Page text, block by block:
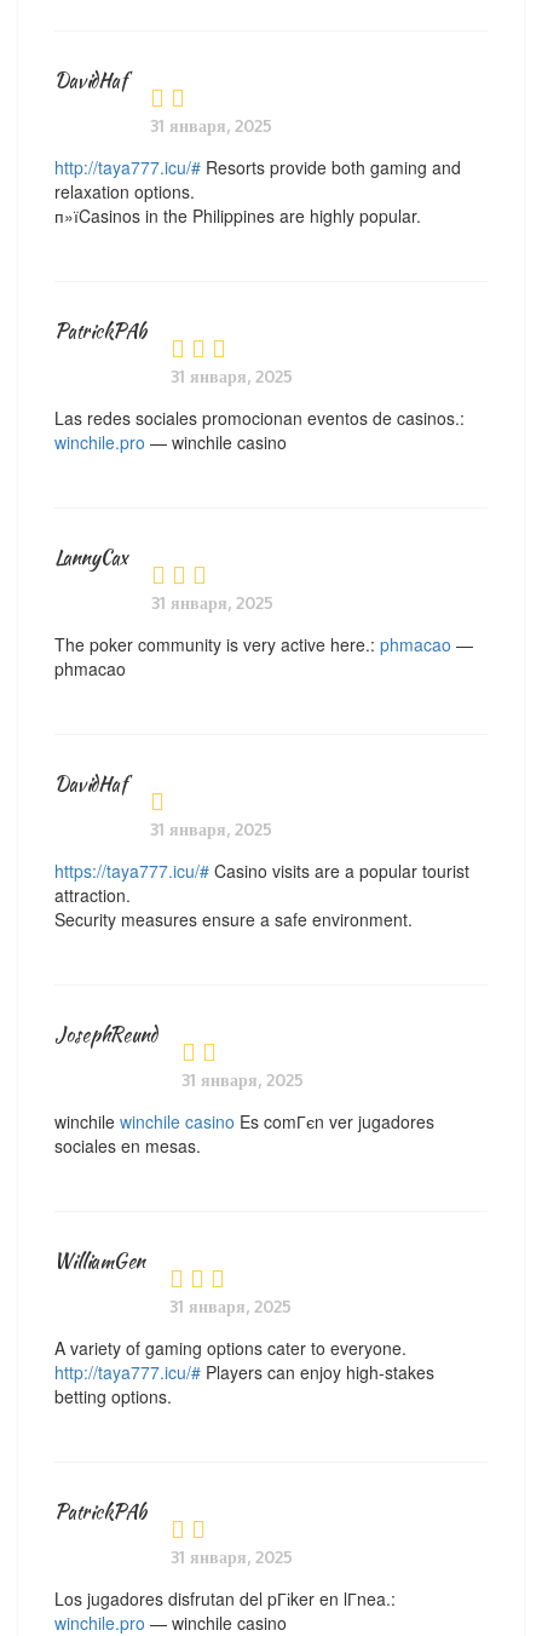
DavidHaf
31 января, 2025
http://taya777.icu/# Resorts provide both gaming and
relaxation options.
п»їCasinos in the Philippines are highly popular.
PatrickPAb
31 января, 2025
Las redes sociales promocionan eventos de casinos.:
winchile.pro — winchile casino
LannyCax
31 января, 2025
The poker community is very active here.: phmacao —
phmacao
DavidHaf
31 января, 2025
https://taya777.icu/# Casino visits are a popular tourist
attraction.
Security measures ensure a safe environment.
JosephReund
31 января, 2025
winchile winchile casino Es comГєn ver jugadores
sociales en mesas.
WilliamGen
31 января, 2025
A variety of gaming options cater to everyone.
http://taya777.icu/# Players can enjoy high-stakes
betting options.
PatrickPAb
31 января, 2025
Los jugadores disfrutan del pГіker en lГ­nea.:
winchile.pro — winchile casino